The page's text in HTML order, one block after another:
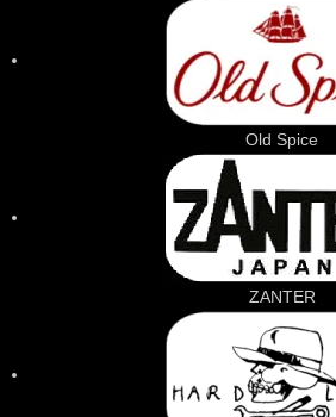
Old Spice
ZANTER